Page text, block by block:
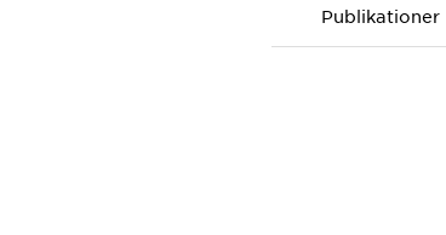
Publikationer